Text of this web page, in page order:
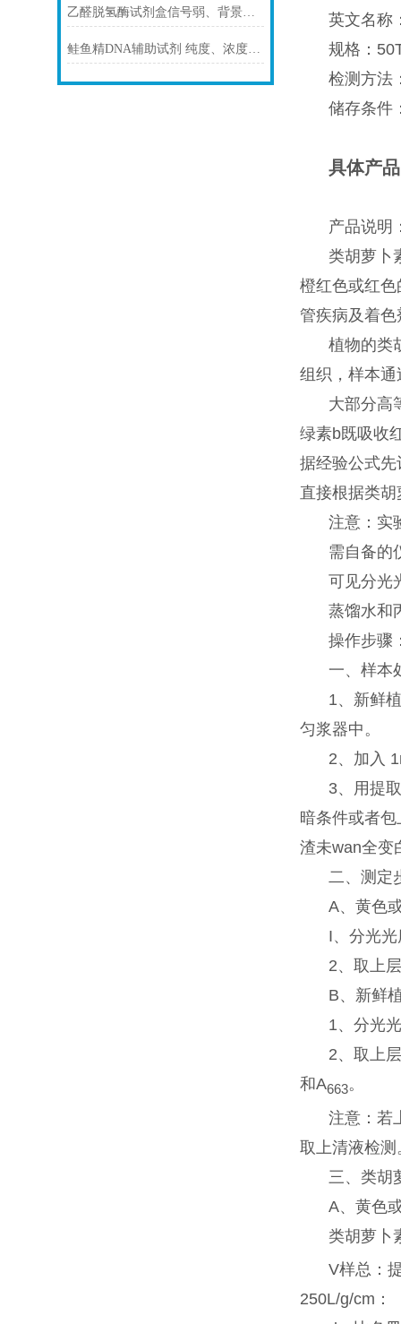
乙醛脱氢酶试剂盒信号弱、背景高、重复性差怎么办？
鲑鱼精DNA辅助试剂 纯度、浓度与稳定性对实验结果的影响
英文名称
规格：
检测方法
储存条件
具体产
产品说明
类胡萝卜
橙红色或红
管疾病及着
植物的类
组织，样本
大部分高
绿素b既吸收
据经验公式
直接根据类
注意：实
需自备的
可见分光
蒸馏水和
操作步骤
一、样本
1、新鲜
匀浆器中。
2、加入
3、用提
暗条件或者
渣未wan全变
二、测定
A、黄色
I、分光
2、取上
B、新鲜
1、分光
2、取上
和A663。
注意：若
取上清液检测
三、类胡
A、黄色
类胡萝卜
V样总：
250L/g/cm：